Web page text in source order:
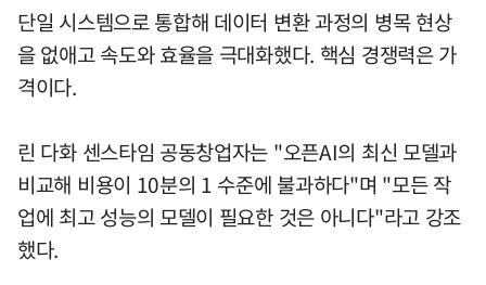
단일 시스템으로 통합해 데이터 변환 과정의 병목 현상
을 없애고 속도와 효율을 극대화했다. 핵심 경쟁력은 가
격이다.
린 다화 센스타임 공동창업자는 "오픈AI의 최신 모델과
비교해 비용이 10분의 1 수준에 불과하다"며 "모든 작
업에 최고 성능의 모델이 필요한 것은 아니다"라고 강조
했다.